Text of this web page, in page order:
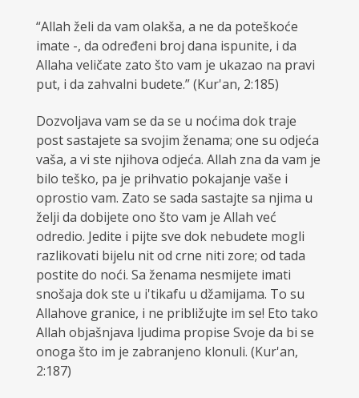
“Allah želi da vam olakša, a ne da poteškoće
imate -, da određeni broj dana ispunite, i da
Allaha veličate zato što vam je ukazao na pravi
put, i da zahvalni budete.” (Kur'an, 2:185)
Dozvoljava vam se da se u noćima dok traje
post sastajete sa svojim ženama; o­ne su odjeća
vaša, a vi ste njihova odjeća. Allah zna da vam je
bilo teško, pa je prihvatio pokajanje vaše i
oprostio vam. Zato se sada sastajte sa njima u
želji da dobijete o­no što vam je Allah već
odredio. Jedite i pijte sve dok nebudete mogli
razlikovati bijelu nit od crne niti zore; od tada
postite do noći. Sa ženama nesmijete imati
snošaja dok ste u i'tikafu u džamijama. To su
Allahove granice, i ne približujte im se! Eto tako
Allah objašnjava ljudima propise Svoje da bi se
o­noga što im je zabranjeno klonuli. (Kur'an,
2:187)